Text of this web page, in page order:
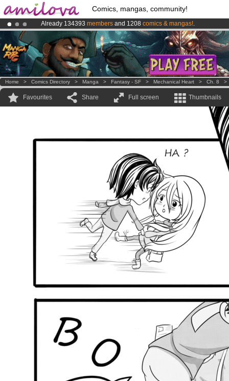
Comics, mangas, community!
Already 134393 members and 1208 comics & mangas!.
AmilovaKickstarter is now LIVE!.
Premium membership from3.95 euros per month !Get membership
Home > Comics Directory > Manga > Fantasy - SF > Mechanical Heart > Ch. 8
Favourites Share Full screen Thumbnails